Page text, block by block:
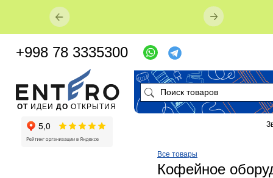
Все товары
Кофейное
ОТ ИДЕИ ДО ОТКРЫТИЯ
+998 78 3335300